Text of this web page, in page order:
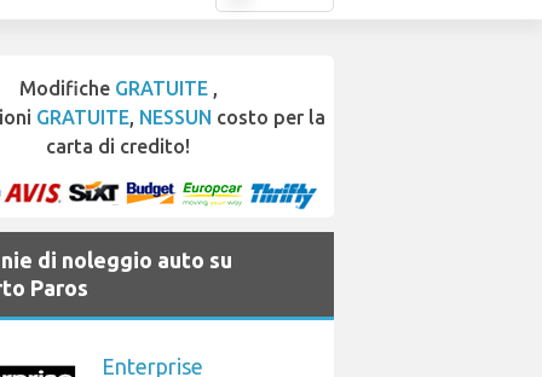
Modifiche GRATUITE,
GRATUITE, NESSUN costo per la
carta di credito!
di noleggio auto su
Paros
Enterprise